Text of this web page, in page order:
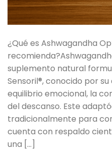
¿Qué es Ashwagandha
suplemento natural
Sensoril®, conocido por
equilibrio emocional, la
del descanso. Este
tradicionalmente para
cuenta con respaldo
una […]